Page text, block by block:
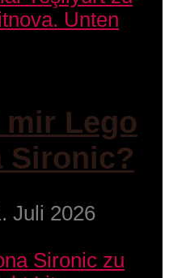
Lego
Sironic?
Juli 2026